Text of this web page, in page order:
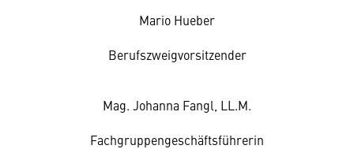
Mario Hueber
Berufszweigvorsitzender
Mag. Johanna Fangl, LL.M.
Fachgruppengeschäftsführerin